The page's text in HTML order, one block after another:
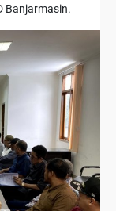
Banjarmasin.